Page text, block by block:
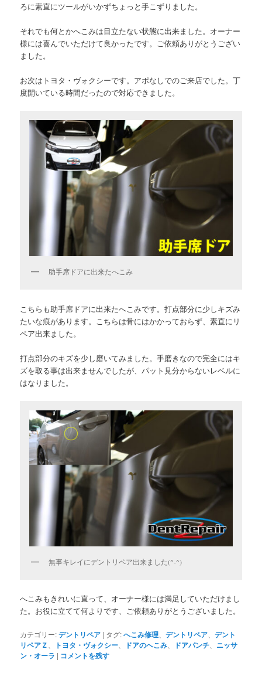
ろに素直にツールがいかずちょっと手こずりました。
それでも何とかへこみは目立たない状態に出来ました。オーナー
様には喜んでいただけて良かったです。ご依頼ありがとうござい
ました。
お次はトヨタ・ヴォクシーです。アポなしでのご来店でした。丁
度開いている時間だったので対応できました。
助手席ドアに出来たへこみ
こちらも助手席ドアに出来たへこみです。打点部分に少しキズみ
たいな痕があります。こちらは骨にはかかっておらず、素直にリ
ペア出来ました。
打点部分のキズを少し磨いてみました。手磨きなので完全にはキ
ズを取る事は出来ませんでしたが、パット見分からないレベルに
はなりました。
無事キレイにデントリペア出来ました(^-^)
へこみもきれいに直って、オーナー様には満足していただけまし
た。お役に立てて何よりです、ご依頼ありがとうございました。
カテゴリー:デントリペア | タグ:へこみ修理 、デントリペア 、デント
リペアＺ
トヨタ・ヴォクシー ドアのへこみ ドアパンチ
ニッサ
ン・オーラ | コメントを残す